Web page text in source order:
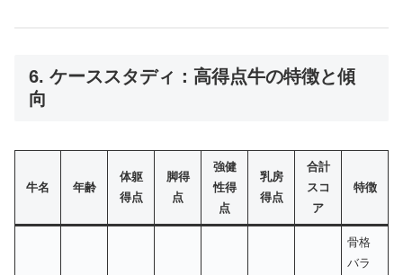
6. ケーススタディ：高得点牛の特徴と傾
向
牛名 年齢
体躯
得点
脚得
点
強健
性得
点
乳房
得点
合計
スコ
ア
特徴
骨格
バラ